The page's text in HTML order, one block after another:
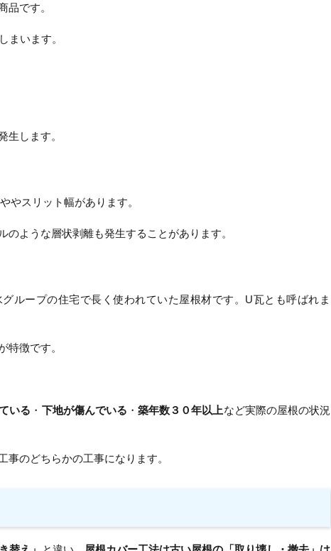
品です。
まいます。
生します。
やスリット幅があります。
ような層状剥離も発生することがあります。
ループの住宅で長く使われていた屋根材です。U瓦とも呼ばれま
特徴です。
いる ・ 下地が傷んでいる ・築年数３０年以上など実際の屋根の状況
のどちらかの工事になります。